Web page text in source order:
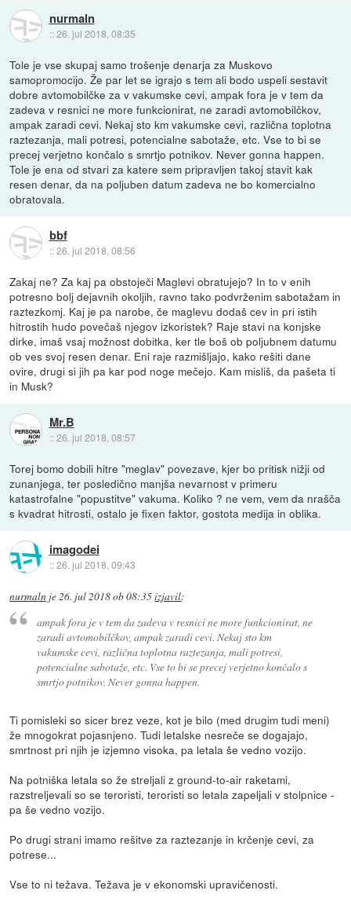
nurmaln
::26. jul 2018, 08:35
Tole je vse skupaj samo trošenje denarja za Muskovo
samopromocijo. Že par let se igrajo s tem ali bodo uspeli sestavit
dobre avtomobilčke za v vakumske cevi, ampak fora je v tem da
zadeva v resnici ne more funkcionirat, ne zaradi avtomobilčkov,
ampak zaradi cevi. Nekaj sto km vakumske cevi, različna toplotna
raztezanja, mali potresi, potencialne sabotaže, etc. Vse to bi se
precej verjetno končalo s smrtjo potnikov. Never gonna happen.
Tole je ena od stvari za katere sem pripravljen takoj stavit kak
resen denar, da na poljuben datum zadeva ne bo komercialno
obratovala.
bbf
::26. jul 2018, 08:56
Zakaj ne? Za kaj pa obstoječi Maglevi obratujejo? In to v enih
potresno bolj dejavnih okoljih, ravno tako podvrženim sabotažam in
raztezkomj. Kaj je pa narobe, če maglevu dodaš cev in pri istih
hitrostih hudo povečaš njegov izkoristek? Raje stavi na konjske
dirke, imaš vsaj možnost dobitka, ker tle boš ob poljubnem datumu
ob ves svoj resen denar. Eni raje razmišljajo, kako rešiti dane
ovire, drugi si jih pa kar pod noge mečejo. Kam misliš, da pašeta ti
in Musk?
Mr.B
::26. jul 2018, 08:57
Torej bomo dobili hitre "meglav" povezave, kjer bo pritisk nižji od
zunanjega, ter posledično manjša nevarnost v primeru
katastrofalne "popustitve" vakuma. Koliko ? ne vem, vem da nrašča
s kvadrat hitrosti, ostalo je fixen faktor, gostota medija in oblika.
imagodei
::26. jul 2018, 09:43
nurmaln je 26. jul 2018 ob 08:35izjavil:
ampak fora je v tem da zadeva v resnici ne more funkcionirat, ne
zaradi avtomobilčkov, ampak zaradi cevi. Nekaj sto km
vakumske cevi, različna toplotna raztezanja, mali potresi,
potencialne sabotaže, etc. Vse to bi se precej verjetno končalo s
smrtjo potnikov. Never gonna happen.
Ti pomisleki so sicer brez veze, kot je bilo (med drugim tudi meni)
že mnogokrat pojasnjeno. Tudi letalske nesreče se dogajajo,
smrtnost pri njih je izjemno visoka, pa letala še vedno vozijo.
Na potniška letala so že streljali z ground-to-air raketami,
razstreljevali so se teroristi, teroristi so letala zapeljali v stolpnice -
pa še vedno vozijo.
Po drugi strani imamo rešitve za raztezanje in krčenje cevi, za
potrese...
Vse to ni težava. Težava je v ekonomski upravičenosti.